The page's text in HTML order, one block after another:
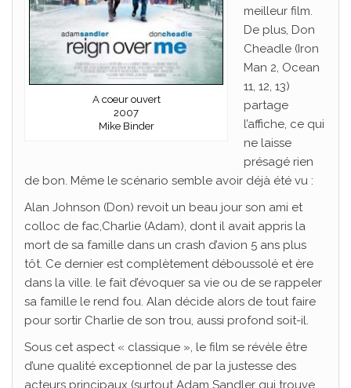
A coeur ouvert
2007
Mike Binder
meilleur film.
De plus, Don
Cheadle (Iron
Man 2, Ocean
11, 12, 13)
partage
l’affiche, ce qui
ne laisse
présagé rien
de bon. Même le scénario semble avoir déjà été vu :
Alan Johnson (Don) revoit un beau jour son ami et
colloc de fac,Charlie (Adam), dont il avait appris la
mort de sa famille dans un crash d’avion 5 ans plus
tôt. Ce dernier est complètement déboussolé et ère
dans la ville. le fait d’évoquer sa vie ou de se rappeler
sa famille le rend fou. Alan décide alors de tout faire
pour sortir Charlie de son trou, aussi profond soit-il.
Sous cet aspect « classique », le film se révèle être
d’une qualité exceptionnel de par la justesse des
acteurs principaux (surtout Adam Sandler qui trouve